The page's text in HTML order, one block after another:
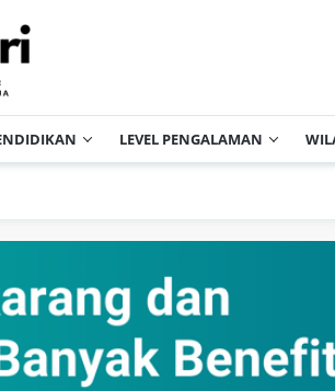
LEVEL PENGALAMAN